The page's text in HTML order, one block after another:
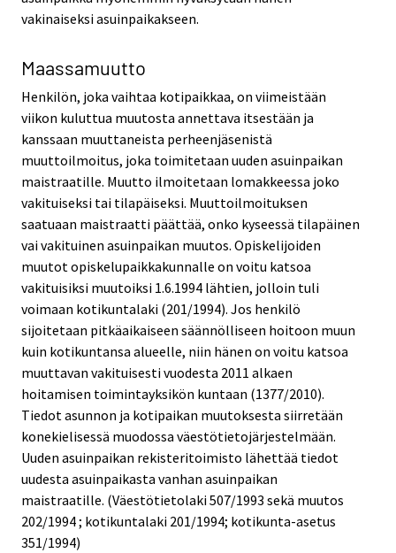
vakinaiseksi asuinpaikakseen.
Maassamuutto
Henkilön, joka vaihtaa kotipaikkaa, on viimeistään
viikon kuluttua muutosta annettava itsestään ja
kanssaan muuttaneista perheenjäsenistä
muuttoilmoitus, joka toimitetaan uuden asuinpaikan
maistraatille. Muutto ilmoitetaan lomakkeessa joko
vakituiseksi tai tilapäiseksi. Muuttoilmoituksen
saatuaan maistraatti päättää, onko kyseessä tilapäinen
vai vakituinen asuinpaikan muutos. Opiskelijoiden
muutot opiskelupaikkakunnalle on voitu katsoa
vakituisiksi muutoiksi 1.6.1994 lähtien, jolloin tuli
voimaan kotikuntalaki (201/1994). Jos henkilö
sijoitetaan pitkäaikaiseen säännölliseen hoitoon muun
kuin kotikuntansa alueelle, niin hänen on voitu katsoa
muuttavan vakituisesti vuodesta 2011 alkaen
hoitamisen toimintayksikön kuntaan (1377/2010).
Tiedot asunnon ja kotipaikan muutoksesta siirretään
konekielisessä muodossa väestötietojärjestelmään.
Uuden asuinpaikan rekisteritoimisto lähettää tiedot
uudesta asuinpaikasta vanhan asuinpaikan
maistraatille. (Väestötietolaki 507/1993 sekä muutos
202/1994 ; kotikuntalaki 201/1994; kotikunta-asetus
351/1994)